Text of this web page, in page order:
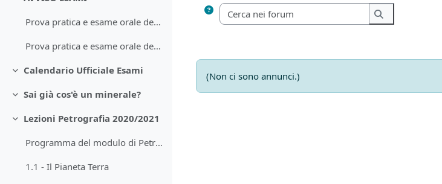
Minimizza
Prova pratica e esame orale del 26 novembre 2021
Prova pratica e esame orale del 10 dicembre 2021
Minimizza
Calendario Ufficiale Esami
Minimizza
Sai già cos'è un minerale?
Minimizza
Lezioni Petrografia 2020/2021
Programma del modulo di Petrografia
1.1 - Il Pianeta Terra
Cerca nei forum
Cerca nei forum
(Non ci sono annunci.)